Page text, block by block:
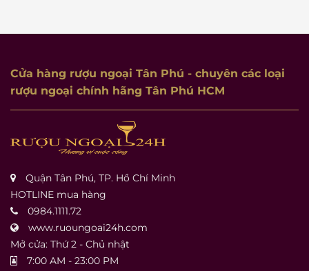
Cửa hàng rượu ngoại Tân Phú - chuyên các loại
rượu ngoại chính hãng Tân Phú HCM
Quận Tân Phú, TP. Hồ Chí Minh
HOTLINE mua hàng
0984.1111.72
www.ruoungoai24h.com
Mở cửa: Thứ 2 - Chủ nhật
7:00 AM - 23:00 PM